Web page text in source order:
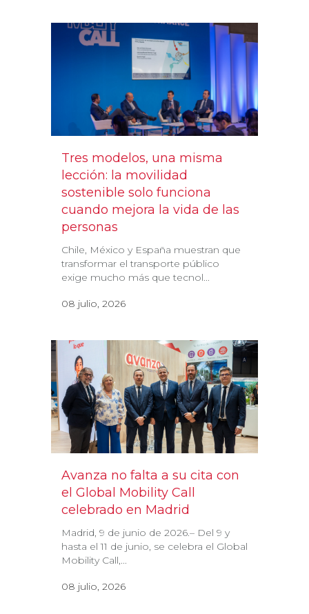
Tres modelos, una misma
lección: la movilidad
sostenible solo funciona
cuando mejora la vida de las
personas
Chile, México y España muestran que
transformar el transporte público
exige mucho más que tecnol...
08 julio, 2026
Avanza no falta a su cita con
el Global Mobility Call
celebrado en Madrid
Madrid, 9 de junio de 2026.– Del 9 y
hasta el 11 de junio, se celebra el Global
Mobility Call,...
08 julio, 2026